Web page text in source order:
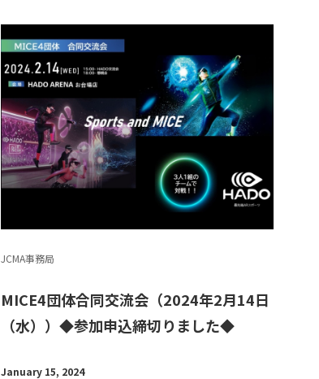
JCMA事務局
MICE4団体合同交流会（2024年2月14日
（水））◆参加申込締切りました◆
January 15, 2024